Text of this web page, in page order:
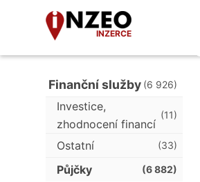
INZERCE
Finanční služby (6 926)
Investice,
zhodnocení financí
(11)
Ostatní (33)
Půjčky (6 882)